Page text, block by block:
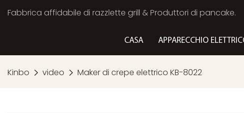
Fabbrica affidabile di razzlette grill & Produttori di pancake.
CASA APPARECCHIO
Kinbo video Maker di crepe elettrico KB-8022